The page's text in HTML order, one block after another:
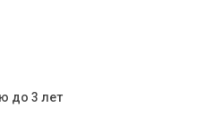
до 3 лет